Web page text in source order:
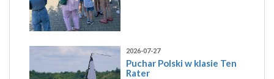
2026-07-27
Puchar Polski w klasie Ten
Rater